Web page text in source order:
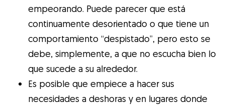
empeorando. Puede parecer que está
continuamente desorientado o que tiene un
comportamiento “despistado”, pero esto se
debe, simplemente, a que no escucha bien lo
que sucede a su alrededor.
Es posible que empiece a hacer sus
necesidades a deshoras y en lugares donde